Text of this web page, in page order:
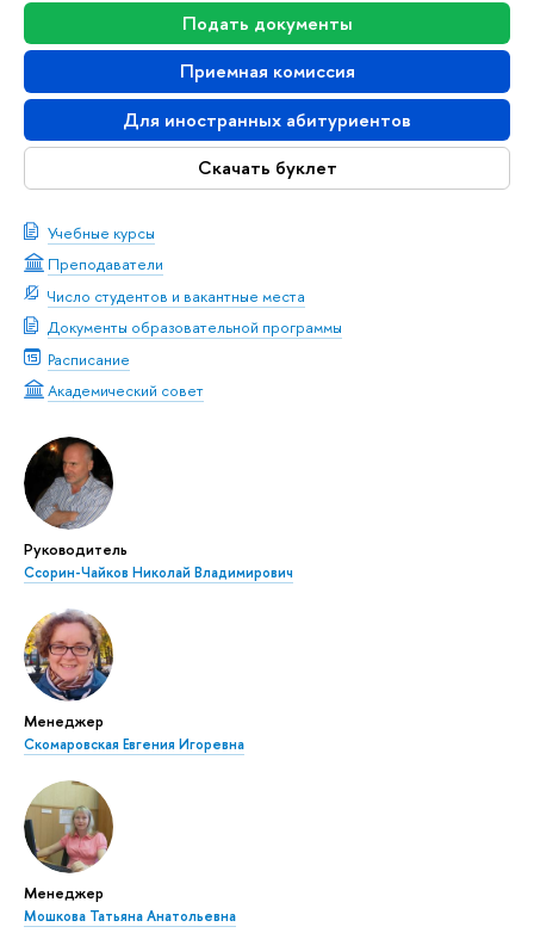
Подать документы
Приемная комиссия
Для иностранных абитуриентов
Скачать буклет
Учебные курсы
Преподаватели
Число студентов и вакантные места
Документы образовательной программы
Расписание
Академический совет
Руководитель
Ссорин-Чайков Николай Владимирович
Менеджер
Скомаровская Евгения Игоревна
Менеджер
Мошкова Татьяна Анатольевна